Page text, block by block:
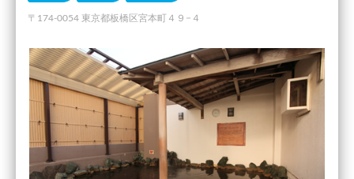
〒174-0054 東京都板橋区宮本町４９−４